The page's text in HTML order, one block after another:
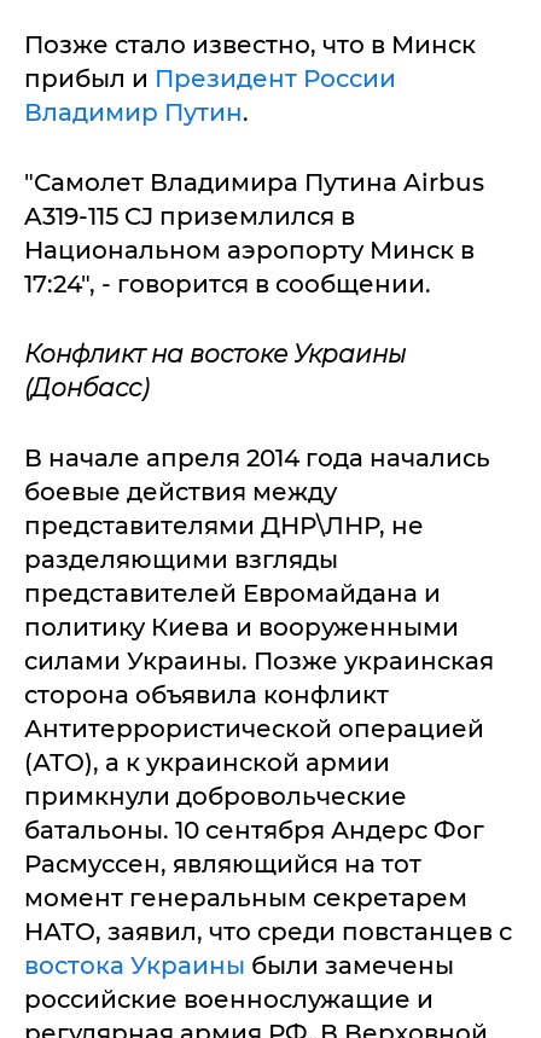
Позже стало известно, что в Минск
прибыл и Президент России
Владимир Путин.
"Самолет Владимира Путина Airbus
A319-115 CJ приземлился в
Национальном аэропорту Минск в
17:24", - говорится в сообщении.
Конфликт на востоке Украины
(Донбасс)
В начале апреля 2014 года начались
боевые действия между
представителями ДНР\ЛНР, не
разделяющими взгляды
представителей Евромайдана и
политику Киева и вооруженными
силами Украины. Позже украинская
сторона объявила конфликт
Антитеррористической операцией
(АТО), а к украинской армии
примкнули добровольческие
батальоны. 10 сентября Андерс Фог
Расмуссен, являющийся на тот
момент генеральным секретарем
НАТО, заявил, что среди повстанцев с
востока Украины были замечены
российские военнослужащие и